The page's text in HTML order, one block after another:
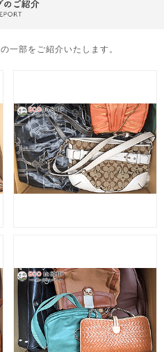
の一部をご紹介いたします。